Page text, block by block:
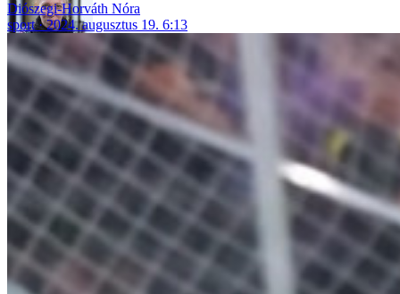
Diószegi-Horváth Nóra
sport
2024. augusztus 19. 6:13